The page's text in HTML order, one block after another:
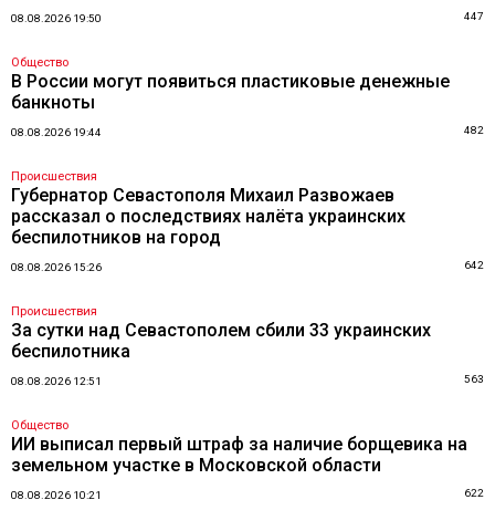
08.08.2026 19:50 447
Общество
В России могут появиться пластиковые денежные
банкноты
08.08.2026 19:44 482
Происшествия
Губернатор Севастополя Михаил Развожаев
рассказал о последствиях налёта украинских
беспилотников на город
08.08.2026 15:26 642
Происшествия
За сутки над Севастополем сбили 33 украинских
беспилотника
08.08.2026 12:51 563
Общество
ИИ выписал первый штраф за наличие борщевика на
земельном участке в Московской области
08.08.2026 10:21 622